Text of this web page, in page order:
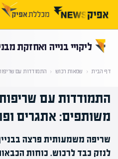
ליקויי בנייה ואחזקת
דף הבית ‹ שמאות רכוש ‹ התמודדות עם
התמודדות עם שריפות
משותפים: אתגרים
שריפה משמעותית פרצה
לנזק כבד לרכוש. כוחות